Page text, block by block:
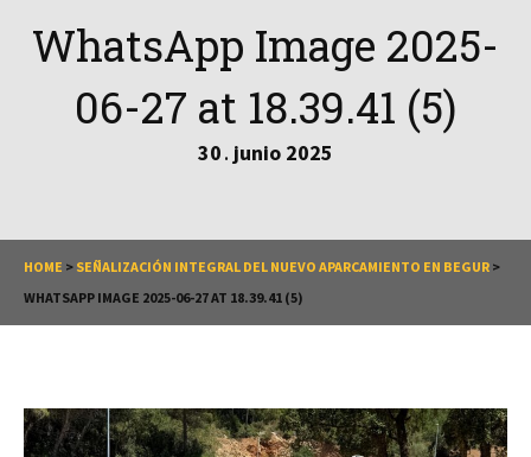
WhatsApp Image 2025-
06-27 at 18.39.41 (5)
30 . junio 2025
HOME > SEÑALIZACIÓN INTEGRAL DEL NUEVO APARCAMIENTO EN BEGUR >
WHATSAPP IMAGE 2025-06-27 AT 18.39.41 (5)